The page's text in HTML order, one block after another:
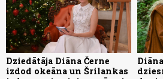
Dziedātāja Diāna Černe
izdod okeāna un Šrilankas